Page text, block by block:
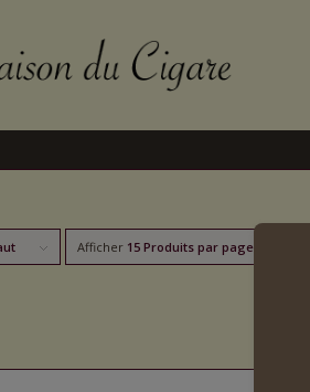
Afficher 15 Produits par page